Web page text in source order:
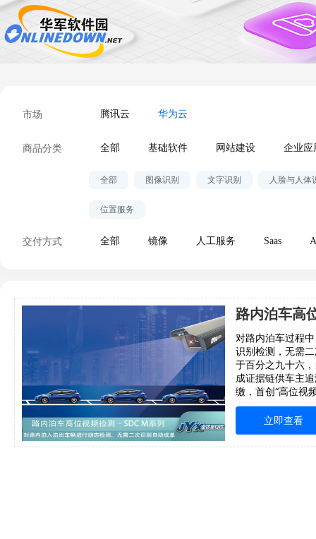
市场 腾讯云 华为云
商品分类 全部 基础软件 网站建设 企业应
全部 图像识别 文字识别 人脸与人体
位置服务
交付方式 全部 镜像 人工服务 Saas
路内泊车高
对路内泊车过程
识别检测，无需
于百分之九十六
成证据链供车主
缴，首创“高位视
式。【重要提醒
和License授权
并激活，不含算
立即查看